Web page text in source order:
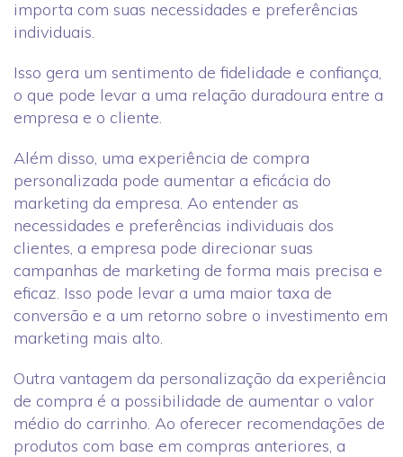
importa com suas necessidades e preferências
individuais.
Isso gera um sentimento de fidelidade e confiança,
o que pode levar a uma relação duradoura entre a
empresa e o cliente.
Além disso, uma experiência de compra
personalizada pode aumentar a eficácia do
marketing da empresa. Ao entender as
necessidades e preferências individuais dos
clientes, a empresa pode direcionar suas
campanhas de marketing de forma mais precisa e
eficaz. Isso pode levar a uma maior taxa de
conversão e a um retorno sobre o investimento em
marketing mais alto.
Outra vantagem da personalização da experiência
de compra é a possibilidade de aumentar o valor
médio do carrinho. Ao oferecer recomendações de
produtos com base em compras anteriores, a